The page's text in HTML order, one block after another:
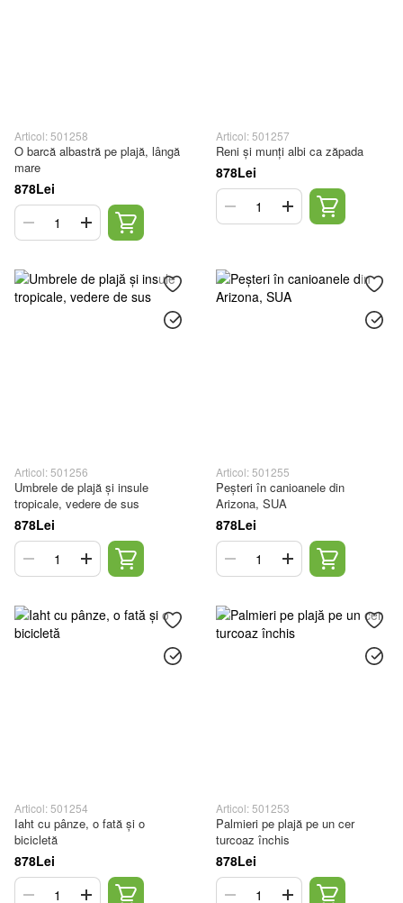
Articol: 501258
O barcă albastră pe plajă, lângă
mare
878Lei
Articol: 501257
Reni și munți albi ca zăpada
878Lei
Articol: 501256
Umbrele de plajă și insule
tropicale, vedere de sus
878Lei
Articol: 501255
Peșteri în canioanele din
Arizona, SUA
878Lei
Articol: 501254
Iaht cu pânze, o fată și o
bicicletă
878Lei
Articol: 501253
Palmieri pe plajă pe un cer
turcoaz închis
878Lei